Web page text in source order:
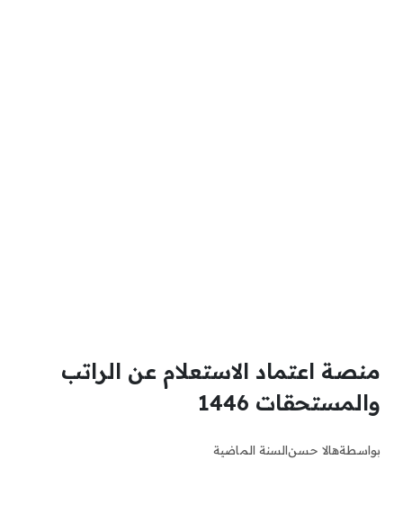
منصة اعتماد الاستعلام عن الراتب
والمستحقات 1446
بواسطةهالا حسنالسنة الماضية